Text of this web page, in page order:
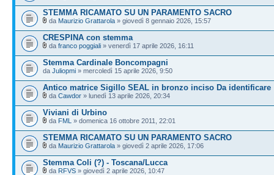
STEMMA RICAMATO SU UN PARAMENTO SACRO
da Maurizio Grattarola » giovedì 8 gennaio 2026, 15:57
CRESPINA con stemma
da franco poggiali » venerdì 17 aprile 2026, 16:11
Stemma Cardinale Boncompagni
da Juliopmi » mercoledì 15 aprile 2026, 9:50
Antico matrice Sigillo SEAL in bronzo inciso Da identificare
da Cawdor » lunedì 13 aprile 2026, 20:34
Viviani di Urbino
da FML » domenica 16 ottobre 2011, 22:01
STEMMA RICAMATO SU UN PARAMENTO SACRO
da Maurizio Grattarola » giovedì 2 aprile 2026, 17:06
Stemma Coli (?) - Toscana/Lucca
da RFVS » giovedì 2 aprile 2026, 10:47